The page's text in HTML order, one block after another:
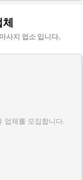
체
사지 업소 입니다.
업체를 모집합니다.